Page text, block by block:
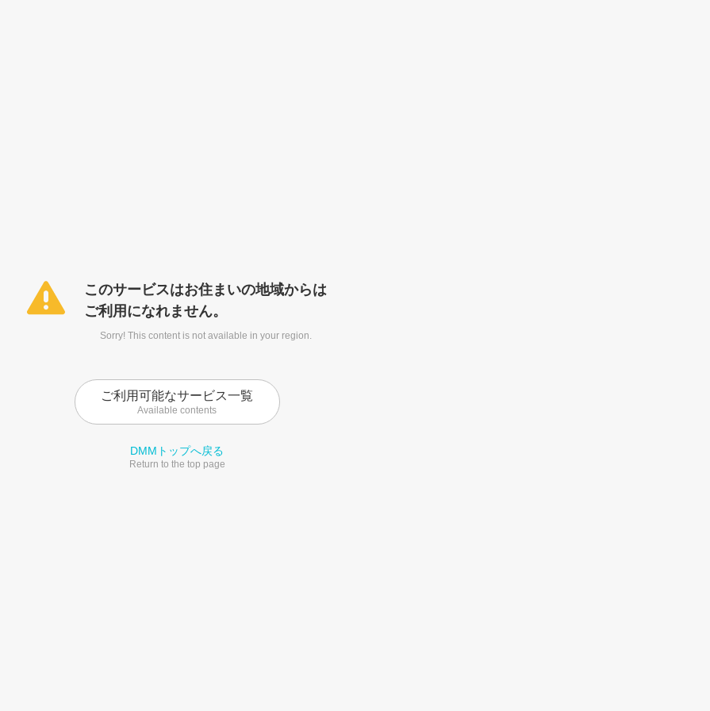
このサービスはお住まいの地域からは
ご利用になれません。
Sorry! This content is not available in your region.
ご利用可能なサービス一覧
Available contents
DMMトップへ戻る
Return to the top page